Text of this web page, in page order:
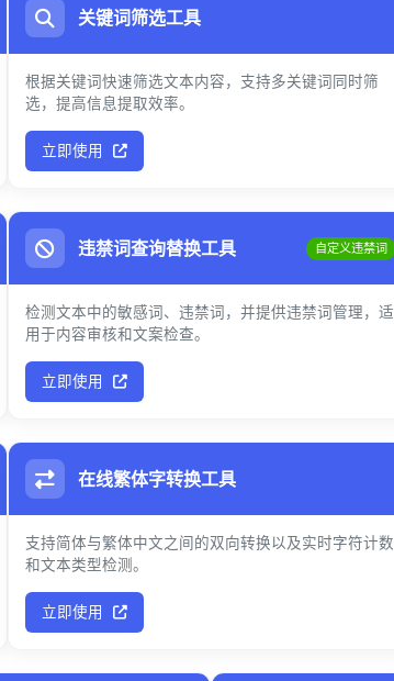
关键词筛选工具
根据关键词快速筛选文本内容，支持多关键词同时筛
选，提高信息提取效率。
立即使用
违禁词查询替换工具 自定义违禁词
检测文本中的敏感词、违禁词，并提供违禁词管理，适
用于内容审核和文案检查。
立即使用
在线繁体字转换工具
支持简体与繁体中文之间的双向转换以及实时字符计数
和文本类型检测。
立即使用